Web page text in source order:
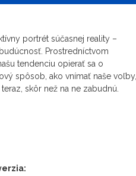
portrét súčasnej reality –
Prostredníctvom
tendenciu opierať sa o
spôsob, ako vnímať naše voľby,
skôr než na ne zabudnú.